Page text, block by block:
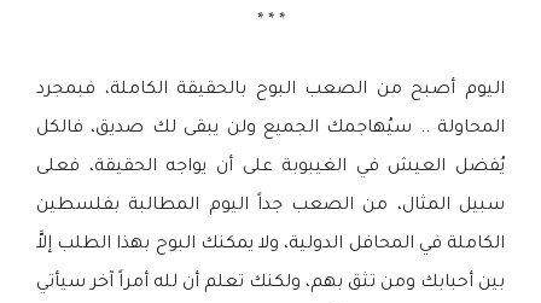
* * *
اليوم أصبح من الصعب البوح بالحقيقة الكاملة، فبمجرد
المحاولة .. سيُهاجمك الجميع ولن يبقى لك صديق، فالكل
يُفضل العيش في الغيبوبة على أن يواجه الحقيقة، فعلى
سبيل المثال، من الصعب جداً اليوم المطالبة بفلسطين
الكاملة في المحافل الدولية، ولا يمكنك البوح بهذا الطلب إلاَّ
بين أحبابك ومن تثق بهم، ولكنك تعلم أن لله أمراً آخر سيأتي